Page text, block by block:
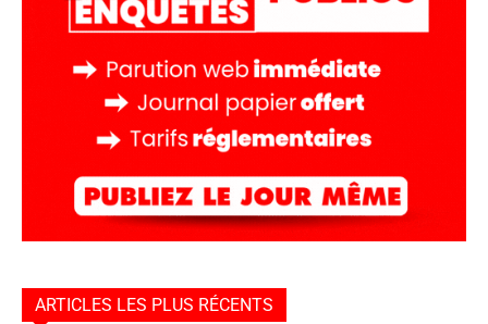
ARTICLES LES PLUS RÉCENTS